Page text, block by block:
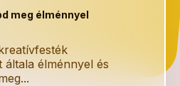
meg élménnyel
élménnyel és